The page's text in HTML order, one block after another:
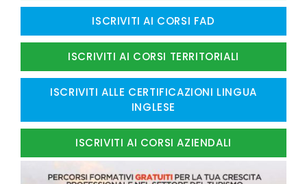
ISCRIVITI AI CORSI FAD
ISCRIVITI AI CORSI TERRITORIALI
ISCRIVITI ALLE CERTIFICAZIONI LINGUA
INGLESE
ISCRIVITI AI CORSI AZIENDALI